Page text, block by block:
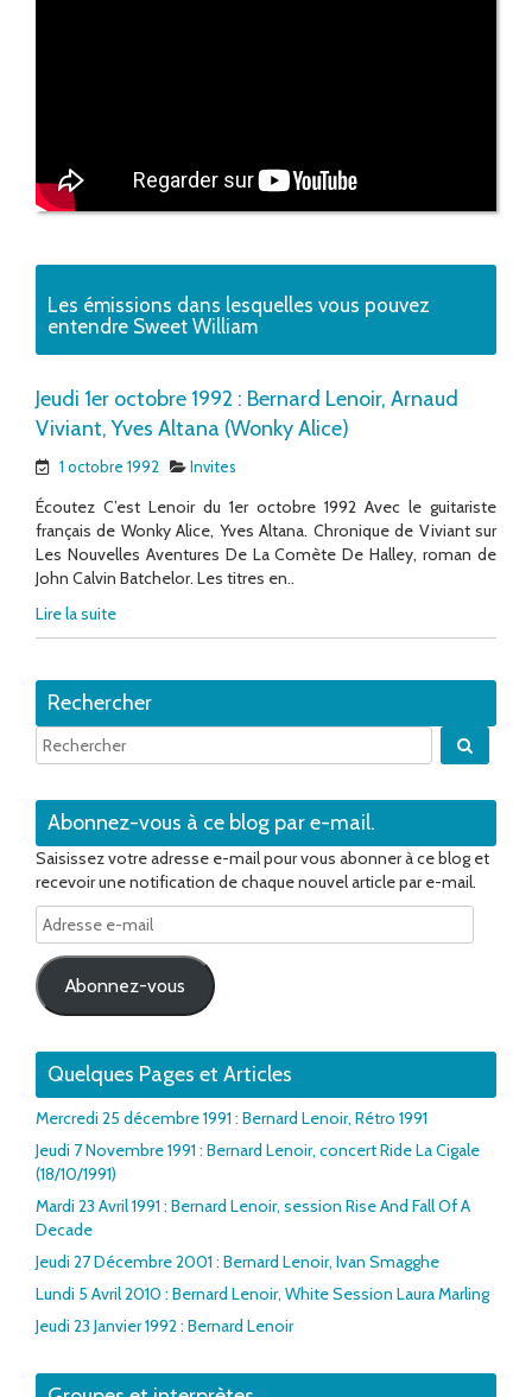
Les émissions dans lesquelles vous pouvez
entendre Sweet William
Jeudi 1er octobre 1992 : Bernard Lenoir, Arnaud
Viviant, Yves Altana (Wonky Alice)
1 octobre 1992 Invites
Écoutez C’est Lenoir du 1er octobre 1992 Avec le guitariste
français de Wonky Alice, Yves Altana. Chronique de Viviant sur
Les Nouvelles Aventures De La Comète De Halley, roman de
John Calvin Batchelor. Les titres en..
Lire la suite
Rechercher
Abonnez-vous à ce blog par e-mail.
Saisissez votre adresse e-mail pour vous abonner à ce blog et
recevoir une notification de chaque nouvel article par e-mail.
Adresse
e-
mail
Abonnez-vous
Quelques Pages et Articles
Mercredi 25 décembre 1991 : Bernard Lenoir, Rétro 1991
Jeudi 7 Novembre 1991 : Bernard Lenoir, concert Ride La Cigale
(18/10/1991)
Mardi 23 Avril 1991 : Bernard Lenoir, session Rise And Fall Of A
Decade
Jeudi 27 Décembre 2001 : Bernard Lenoir, Ivan Smagghe
Lundi 5 Avril 2010 : Bernard Lenoir, White Session Laura Marling
Jeudi 23 Janvier 1992 : Bernard Lenoir